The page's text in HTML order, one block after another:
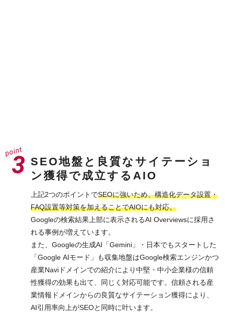
SEO地盤と良質なサイテーショ
ン獲得で成立するAIO
上記2つのポイントでSEOに強いため、構造化データ設置・
FAQ設置等対策を加えることでAIOにも対応。
Googleの検索結果上部に表示されるAI Overviewsに採用さ
れる事例が増えています。
また、Googleの生成AI「Gemini」・日本でもスタートした
「Google AIモード」も収集地盤はGoogle検索エンジンかつ
産業Naviドメインでの紹介により中堅・中小企業様の信頼
性獲得の効果も出て、同じく対応可能です。信頼される産
業情報ドメインからの良質なサイテーション獲得により、
AI引用率向上がSEOと同時に叶います。